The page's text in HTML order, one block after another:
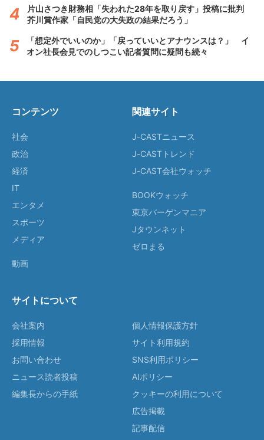
片山さつき財務相「失われた28年を取り戻す」投稿に批判
芥川賞作家「自民党の大失政の結果だろう」
「想定外でいいのか」「戻っていいとアナウンスは？」 イ
オン社長会見でのしつこい記者質問に疑問も続々
コンテンツ
社会
政治
経済
IT
エンタメ
スポーツ
メディア
動画
関連サイト
J-CASTニュース
J-CASTトレンド
J-CAST会社ウォッチ
BOOKウォッチ
東京バーゲンマニア
Jタウンネット
ゼロまる
サイトについて
会社案内
採用情報
お問い合わせ
ニュース読者投稿
編集長からの手紙
個人情報保護方針
サイト利用規約
SNS利用ポリシー
AIポリシー
クッキーの利用について
広告掲載
記事配信